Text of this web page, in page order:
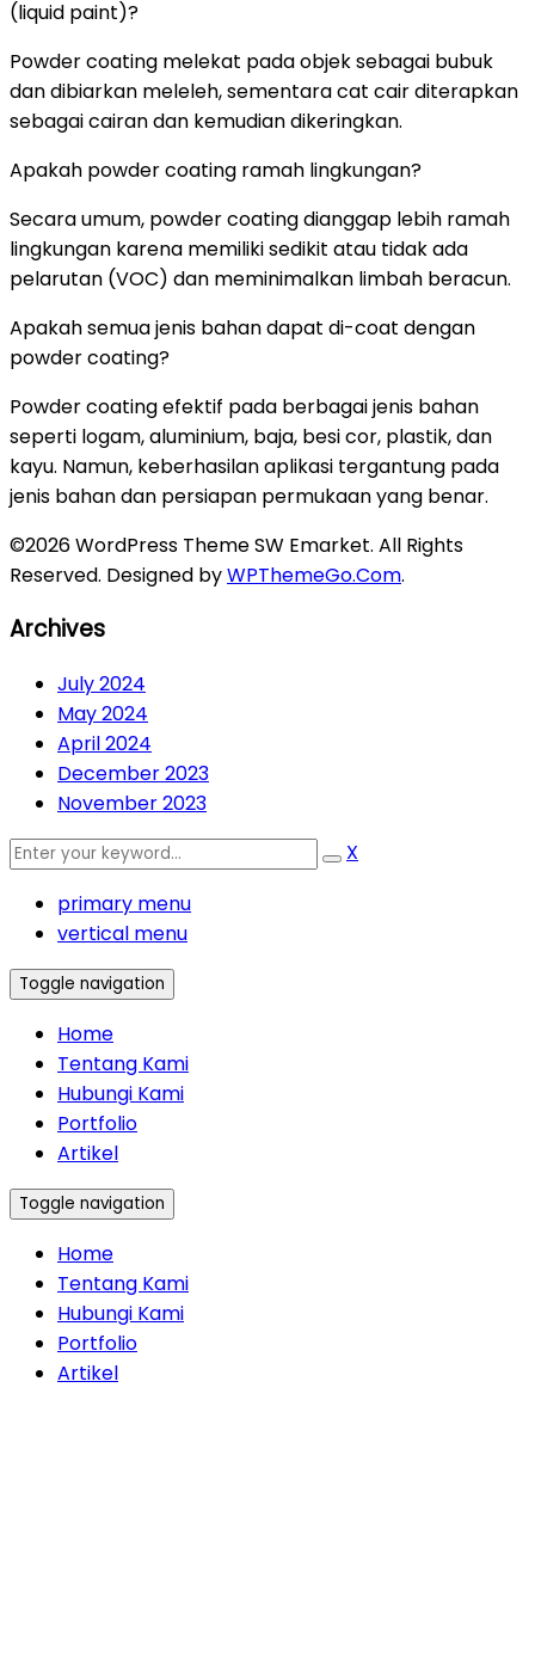
(liquid paint)?
Powder coating melekat pada objek sebagai bubuk
dan dibiarkan meleleh, sementara cat cair diterapkan
sebagai cairan dan kemudian dikeringkan.
Apakah powder coating ramah lingkungan?
Secara umum, powder coating dianggap lebih ramah
lingkungan karena memiliki sedikit atau tidak ada
pelarutan (VOC) dan meminimalkan limbah beracun.
Apakah semua jenis bahan dapat di-coat dengan
powder coating?
Powder coating efektif pada berbagai jenis bahan
seperti logam, aluminium, baja, besi cor, plastik, dan
kayu. Namun, keberhasilan aplikasi tergantung pada
jenis bahan dan persiapan permukaan yang benar.
©2026 WordPress Theme SW Emarket. All Rights
Reserved. Designed byWPThemeGo.Com.
Archives
July 2024
May 2024
April 2024
December 2023
November 2023
X
primary menu
vertical menu
Toggle navigation
Home
Tentang Kami
Hubungi Kami
Portfolio
Artikel
Toggle navigation
Home
Tentang Kami
Hubungi Kami
Portfolio
Artikel